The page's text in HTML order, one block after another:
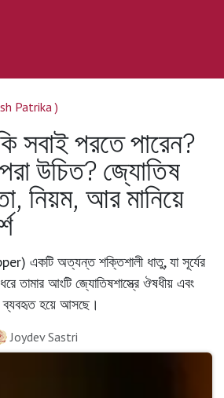
Patrika )
সবাই পরতে পারেন?
উচিত? জ্যোতিষ
নিয়ম, আর মানিয়ে
একটি অত্যন্ত শক্তিশালী ধাতু, যা সূর্যের
তামার আংটি জ্যোতিষশাস্ত্রে ঔষধীয় এবং
ব্যবহৃত হয়ে আসছে।
Joydev Sastri